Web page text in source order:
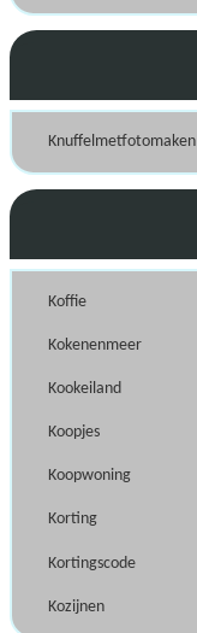
Knuffelmetfotomaken
Koffie
Kokenenmeer
Kookeiland
Koopjes
Koopwoning
Korting
Kortingscode
Kozijnen